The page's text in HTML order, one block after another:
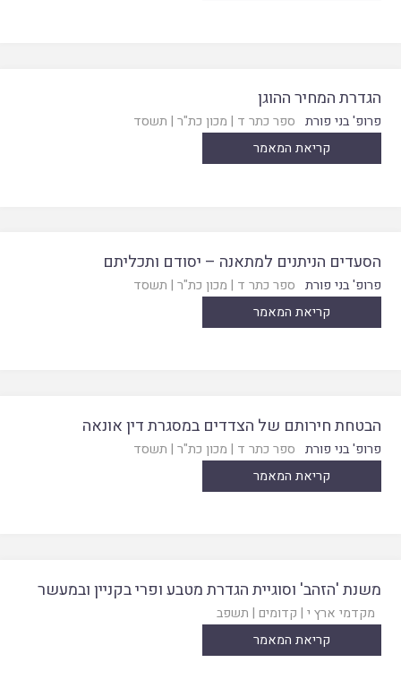
הגדרת המחיר ההוגן
פרופ' בני פורת ספר כתר ד | מכון כת"ר | תשסד
קריאת המאמר
הסעדים הניתנים למתאנה – יסודם ותכליתם
פרופ' בני פורת ספר כתר ד | מכון כת"ר | תשסד
קריאת המאמר
הבטחת חירותם של הצדדים במסגרת דין אונאה
פרופ' בני פורת ספר כתר ד | מכון כת"ר | תשסד
קריאת המאמר
משנת 'הזהב' וסוגיית הגדרת מטבע ופרי בקניין ובמעשר
מקדמי ארץ י | קדומים | תשפב
קריאת המאמר